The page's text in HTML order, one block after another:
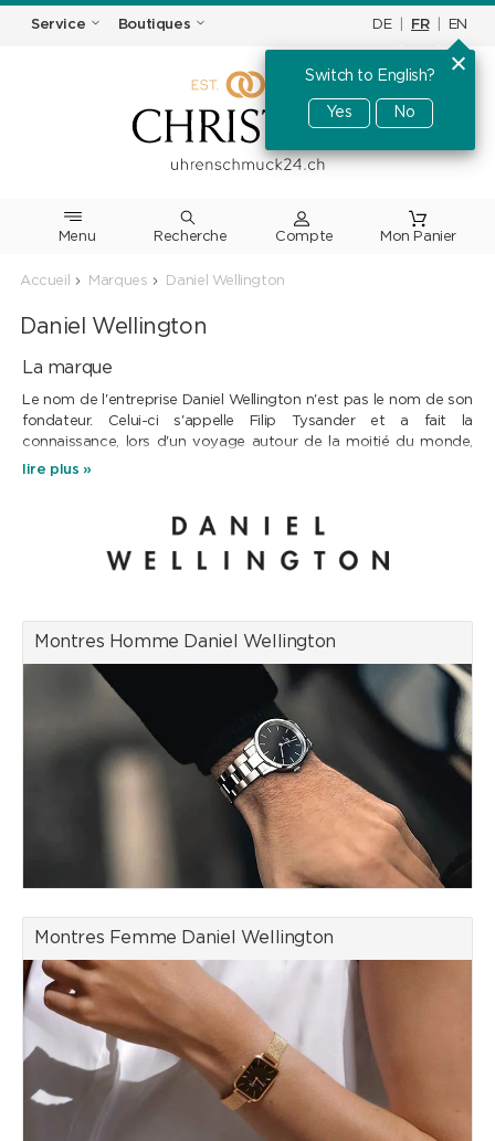
Service Boutiques DE FR EN
Switch to English?
Yes No
Menu Recherche
Accueil Marques Daniel Wellington
Daniel Wellington
La marque
Le nom de l'entreprise Daniel Wellington n'est pas le nom de son
fondateur. Celui-ci s'appelle Filip Tysander et a fait la
connaissance, lors d'un voyage autour de la moitié du monde,
d'un gentleman des îles britanniques aussi fascinant que sûr de
Nato usés par les intempéries est devenu le nom de la marque.
Les montres minimalistes et sobres au look BCBG avec des
bracelets interchangeables sont la marque de fabrique de Daniel
Pour compléter le look, Daniel Wellington propose des bijoux
dans son assortiment. Découvrez des bracelets et bagues qui
s’accordent avec les montres intemporelles Daniel Wellington.
Nous sommes un détaillant officiel de la marque Daniel
Wellington. Pour vous, en tant que client, cela représente des
avantages importants en termes de sécurité, de service de
garantie et de service après-vente suite à un achat sur internet.
lire plus »
Montres Homme Daniel Wellington
Montres Femme Daniel Wellington